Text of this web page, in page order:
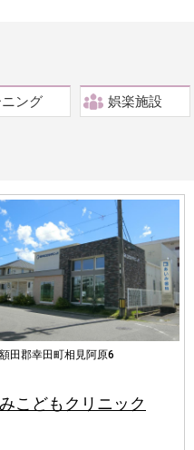
ング 娯楽施設
田郡幸田町相見阿原6
こどもクリニック